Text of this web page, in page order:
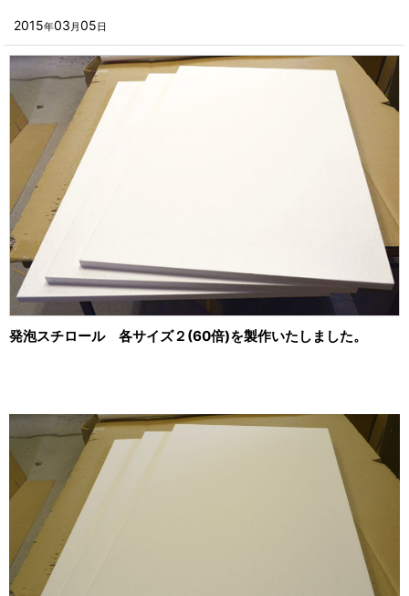
2015年03 月05日
発泡スチロール 各サイズ２(60倍)を製作いたしました。
■その他箱・ケース
■袋
■ウレタン・スポンジ
■気泡緩衝材・ミラーマット
■その他発泡材・緩衝材
■その他資材
楽器・音響機器用
瓶・缶・ボトル用
スポーツ・アウトドア・健康用
ホーム&キッチン用
食品・食材用
記録メディア用（USBほか）
車・モビリティ用
産業・電化製品用
2023年
2022年
2021年
2020年
2019年
2018年
2017年
2016年
2015年
2011年
2010年
2009年